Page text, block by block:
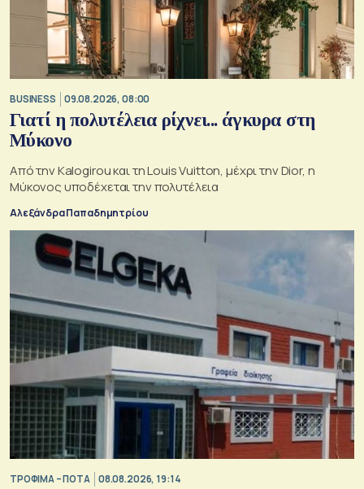
BUSINESS 09.08.2026, 08:00
Γιατί η πολυτέλεια ρίχνει... άγκυρα στη
Μύκονο
Από την Kalogirou και τη Louis Vuitton, μέχρι την Dior, η
Μύκονος υποδέχεται την πολυτέλεια
Αλεξάνδρα Παπαδημητρίου
ΤΡΟΦΙΜΑ – ΠΟΤΑ 08.08.2026, 19:14